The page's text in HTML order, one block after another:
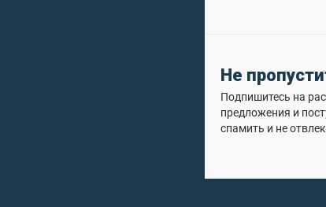
Не
Подпишитесь на
предложения и
спамить и не